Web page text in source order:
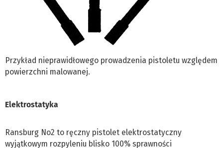
Przykład nieprawidłowego prowadzenia pistoletu względem
powierzchni malowanej.
Elektrostatyka
Ransburg No2 to ręczny pistolet elektrostatyczny
wyjątkowym rozpyleniu blisko 100% sprawności